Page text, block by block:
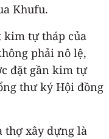
Khufu.
kim tự tháp của
phải nô lệ,
đặt gần kim tự
thư ký Hội đồng
thợ xây dựng là